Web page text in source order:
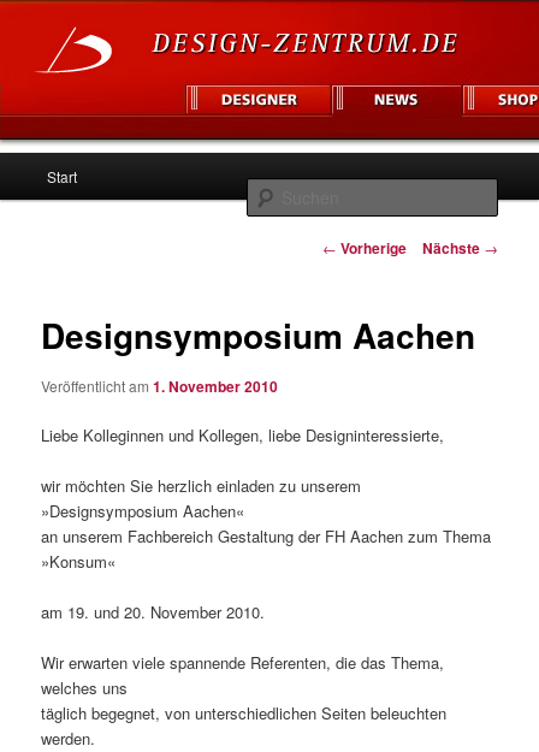
Zum
Start
Artikelnavigation
← Vorherige Nächste →
Designsymposium Aachen
Veröffentlicht am1. November 2010
Liebe Kolleginnen und Kollegen, liebe Designinteressierte,
wir möchten Sie herzlich einladen zu unserem
»Designsymposium Aachen«
an unserem Fachbereich Gestaltung der FH Aachen zum Thema
»Konsum«
am 19. und 20. November 2010.
Wir erwarten viele spannende Referenten, die das Thema,
welches uns
täglich begegnet, von unterschiedlichen Seiten beleuchten
werden.